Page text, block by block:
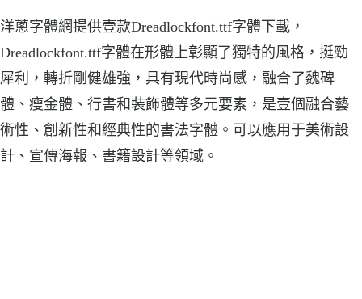
洋蔥字體網提供壹款Dreadlockfont.ttf字體下載，
Dreadlockfont.ttf字體在形體上彰顯了獨特的風格，挺勁
犀利，轉折剛健雄強，具有現代時尚感，融合了魏碑
體、瘦金體、行書和裝飾體等多元要素，是壹個融合藝
術性、創新性和經典性的書法字體。可以應用于美術設
計、宣傳海報、書籍設計等領域。